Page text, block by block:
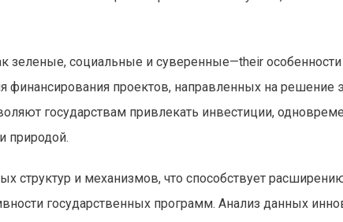
зеленые, социальные и суверенные—their
проектов, направленных на решение
государствам привлекать инвестиции,
природой.
структур и механизмов, что способствует
государственных программ. Анализ данных